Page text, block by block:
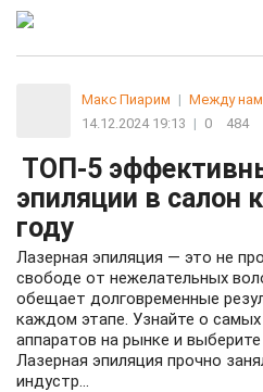
Макс Пиарим | Между
14.12.2024 19:13 | 0 484
ТОП-5
эпиляции в салон
году
Лазерная эпиляция — это не
свободе от нежелательных
обещает долговременные
каждом этапе. Узнайте о
аппаратов на рынке и
Лазерная эпиляция прочно
индустр...